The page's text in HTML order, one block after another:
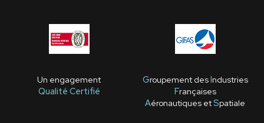
Un engagement
Qualité Certifié
Groupement desIndustries
Françaises
Aéronautiques etSpatiale